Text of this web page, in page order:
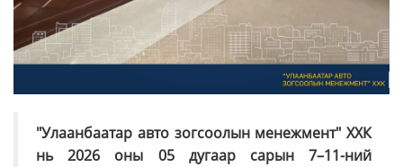
"Улаанбаатар авто зогсоолын менежмент" ХХК
нь 2026 оны 05 дугаар сарын 7–11-ний